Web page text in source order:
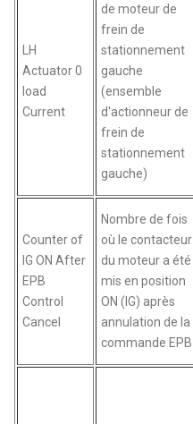
LH
Actuator 0
load
Current
de moteur de
frein de
stationnement
gauche
(ensemble
d'actionneur de
frein de
stationnement
gauche)
Counter of
IG ON After
EPB
Control
Cancel
Nombre de fois
où le contacteur
du moteur a été
mis en position
ON (IG) après
annulation de la
commande EPB